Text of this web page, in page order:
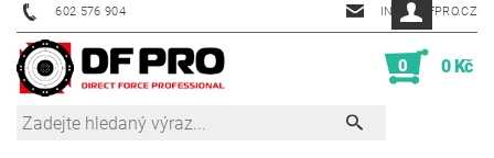
602 576 904 INFO@DFPRO.CZ
0 0 Kč